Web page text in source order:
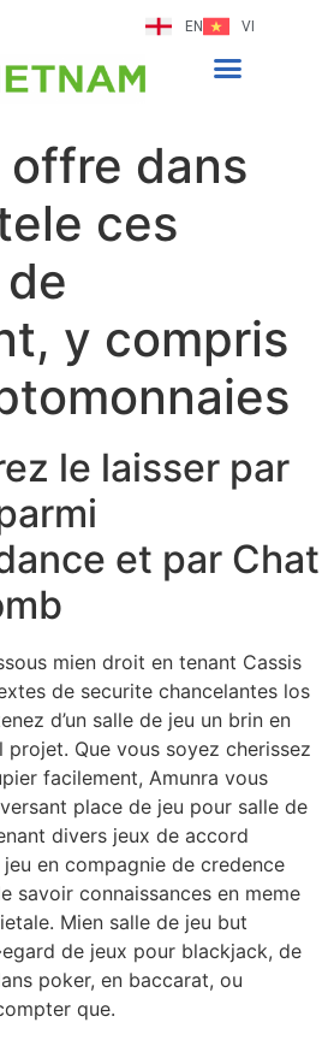
EN VI
offre dans
ces
y compris
le laisser par
et par Chat
mien droit en tenant Cassis
de securite chancelantes los
d’un salle de jeu un brin en
Que vous soyez cherissez
facilement, Amunra vous
place de jeu pour salle de
divers jeux de accord
en compagnie de credence
savoir connaissances en meme
Mien salle de jeu but
de jeux pour blackjack, de
poker, en baccarat, ou
que.